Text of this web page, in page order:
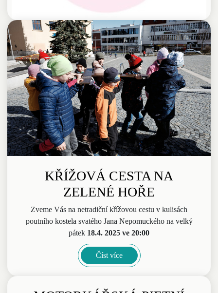
KŘÍŽOVÁ CESTA NA
ZELENÉ HOŘE
Zveme Vás na netradiční křížovou cestu v kulisách
poutního kostela svatého Jana Nepomuckého na velký
pátek 18.4. 2025 ve 20:00
Číst více